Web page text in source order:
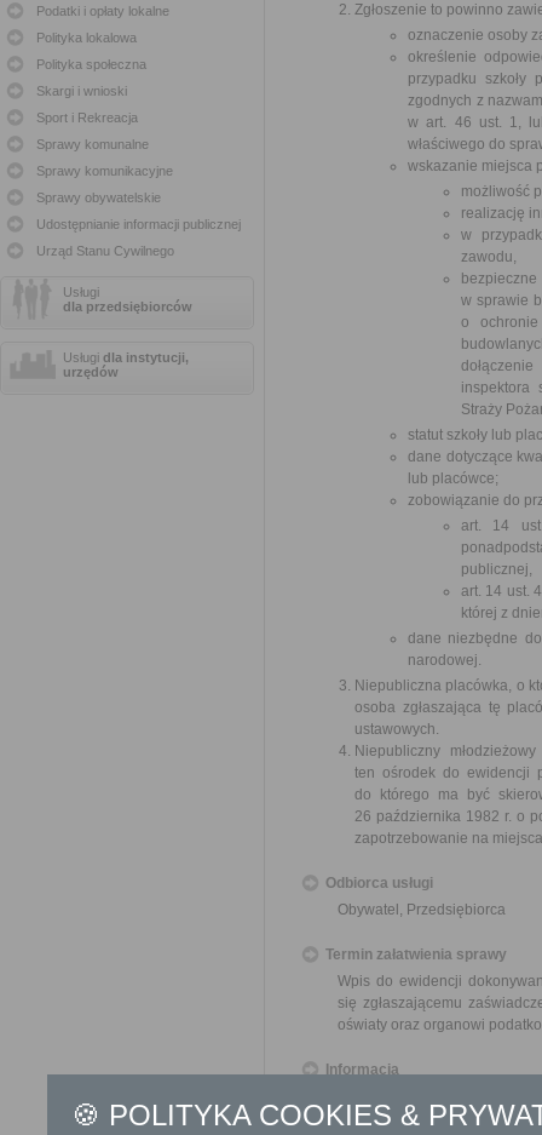
Podatki i opłaty lokalne
Polityka lokalowa
Polityka społeczna
Skargi i wnioski
Sport i Rekreacja
Sprawy komunalne
Sprawy komunikacyjne
Sprawy obywatelskie
Udostępnianie informacji publicznej
Urząd Stanu Cywilnego
Usługi
dla przedsiębiorców
Usługi dla instytucji,
urzędów
Zgłoszenie to powinno
oznaczenie osoby
określenie
przypadku szkoły
zgodnych z
w art. 46 ust. 1,
właściwego do
wskazanie miejsca
możliwość
realizację
w
zawodu,
w sprawie
o
inspektora
Straży
statut szkoły lub
dane dotyczące
lub placówce;
zobowiązanie do
art. 14
publicznej,
art. 14 ust.
której z
dane niezbędne
narodowej.
Niepubliczna placówka, o
osoba zgłaszająca tę
ustawowych.
Niepubliczny
ten ośrodek do ewidencji
do którego ma być
26 października 1982 r. o
zapotrzebowanie na
Odbiorca usługi
Obywatel, Przedsiębiorca
Termin załatwienia sprawy
Wpis do ewidencji
się zgłaszającemu
oświaty oraz organowi
Informacja
Dodatkowe
🍪 POLITYKA COOKIES &